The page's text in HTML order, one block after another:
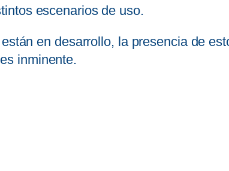
escenarios de uso.
en desarrollo, la presencia de
inminente.